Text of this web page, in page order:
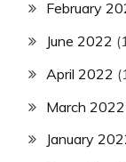
February
June 2022
April 2022
March 2022
January